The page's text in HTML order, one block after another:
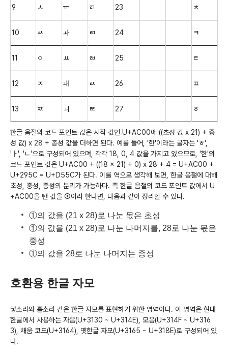
9 ㅅ ㅠ ㄺ 23 ㅊ
10 ㅆ ㅘ ㄻ 24 ㅋ
11 ㅇ ㅛ ㄼ 25 ㅌ
12 ㅈ ㅙ ㄽ 26 ㅍ
13 ㅉ ㅚ ㄾ 27 ㅎ
한글 음절의 코드 포인트 값은 시작 값인 U+AC00에 ((초성 값 x 21) + 중
성 값) x 28 + 종성 값을 더하면 된다. 예를 들어, '한'이라는 글자는 'ㅎ',
'ㅏ', 'ㄴ'으로 구성되어 있으며, 각각 18, 0, 4 값을 가지고 있으므로, '한'의
코드 포인트 값은 U+AC00 + ((18 x 21) + 0) x 28 + 4 = U+AC00 +
U+295C = U+D55C가 된다. 이를 역으로 생각해 보면, 한글 음절에 대해
초성, 중성, 종성의 분리가 가능하다. 즉 한글 음절의 코드 포인트 값에서 U
+AC00을 뺀 값을 ①이라 한다면, 다음과 같이 정리할 수 있다.
①의 값을 (21 x 28)로 나눈 몫은 초성
①의 값을 (21 x 28)로 나눈 나머지를, 28로 나눈 몫은
중성
①의 값을 28로 나눈 나머지는 종성
호환용 한글 자모
닿소리와 홀소리 같은 한글 자모를 표현하기 위한 영역이다. 이 영역은 현대
한글에서 사용하는 자음(U+3130 ~ U+314E), 모음(U+314F ~ U+316
3), 채움 코드(U+3164), 옛한글 자모(U+3165 ~ U+318E)로 구성되어 있
다.